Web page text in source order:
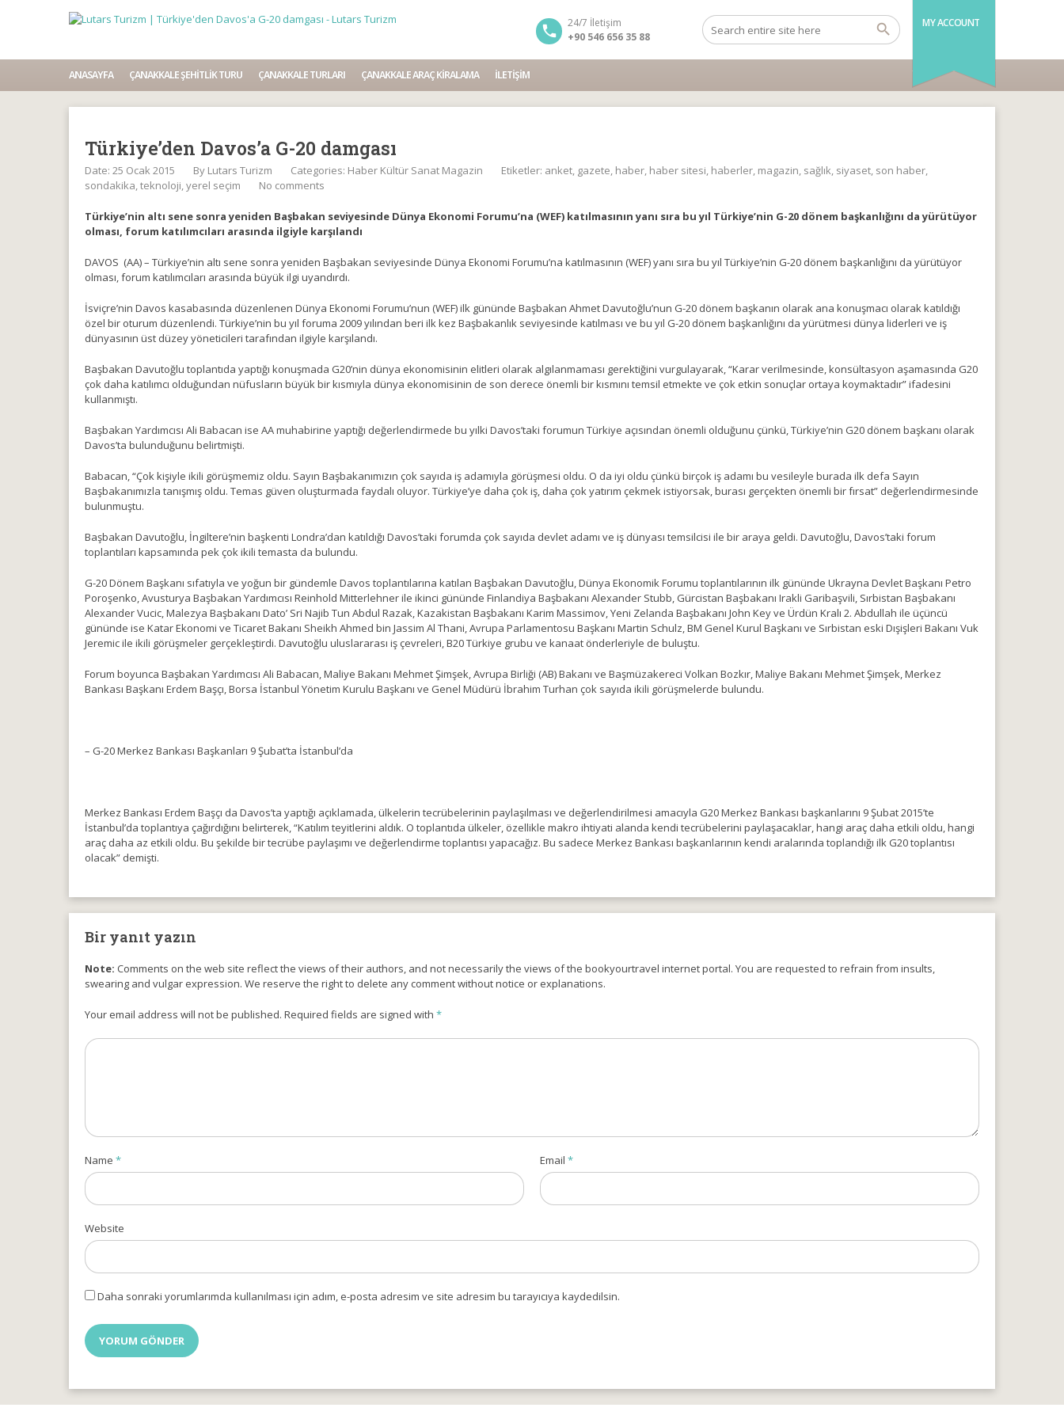
MY ACCOUNT
24/7 İletişim
+90 546 656 35 88
ANASAYFA ÇANAKKALE ŞEHITLIK TURU ÇANAKKALE TURLARI ÇANAKKALE ARAÇ KIRALAMA İLETIŞIM
Türkiye’den Davos’a G-20 damgası
Date: 25 Ocak 2015 By Lutars Turizm Categories: Haber Kültür Sanat Magazin Etiketler: anket, gazete, haber, haber sitesi, haberler, magazin, sağlık, siyaset, son haber,
sondakika,teknoloji,yerel seçim No comments
Türkiye’nin altı sene sonra yeniden Başbakan seviyesinde Dünya Ekonomi Forumu’na (WEF) katılmasının yanı sıra bu yıl Türkiye’nin G-20 dönem başkanlığını da yürütüyor
olması, forum katılımcıları arasında ilgiyle karşılandı
DAVOS (AA) – Türkiye’nin altı sene sonra yeniden Başbakan seviyesinde Dünya Ekonomi Forumu’na katılmasının (WEF) yanı sıra bu yıl Türkiye’nin G-20 dönem başkanlığını da yürütüyor
olması, forum katılımcıları arasında büyük ilgi uyandırdı.
İsviçre’nin Davos kasabasında düzenlenen Dünya Ekonomi Forumu’nun (WEF) ilk gününde Başbakan Ahmet Davutoğlu’nun G-20 dönem başkanın olarak ana konuşmacı olarak katıldığı
özel bir oturum düzenlendi. Türkiye’nin bu yıl foruma 2009 yılından beri ilk kez Başbakanlık seviyesinde katılması ve bu yıl G-20 dönem başkanlığını da yürütmesi dünya liderleri ve iş
dünyasının üst düzey yöneticileri tarafından ilgiyle karşılandı.
Başbakan Davutoğlu toplantıda yaptığı konuşmada G20’nin dünya ekonomisinin elitleri olarak algılanmaması gerektiğini vurgulayarak, “Karar verilmesinde, konsültasyon aşamasında G20
çok daha katılımcı olduğundan nüfusların büyük bir kısmıyla dünya ekonomisinin de son derece önemli bir kısmını temsil etmekte ve çok etkin sonuçlar ortaya koymaktadır” ifadesini
kullanmıştı.
Başbakan Yardımcısı Ali Babacan ise AA muhabirine yaptığı değerlendirmede bu yılki Davos’taki forumun Türkiye açısından önemli olduğunu çünkü, Türkiye’nin G20 dönem başkanı olarak
Davos’ta bulunduğunu belirtmişti.
Babacan, “Çok kişiyle ikili görüşmemiz oldu. Sayın Başbakanımızın çok sayıda iş adamıyla görüşmesi oldu. O da iyi oldu çünkü birçok iş adamı bu vesileyle burada ilk defa Sayın
Başbakanımızla tanışmış oldu. Temas güven oluşturmada faydalı oluyor. Türkiye’ye daha çok iş, daha çok yatırım çekmek istiyorsak, burası gerçekten önemli bir fırsat” değerlendirmesinde
bulunmuştu.
Başbakan Davutoğlu, İngiltere’nin başkenti Londra’dan katıldığı Davos’taki forumda çok sayıda devlet adamı ve iş dünyası temsilcisi ile bir araya geldi. Davutoğlu, Davos’taki forum
toplantıları kapsamında pek çok ikili temasta da bulundu.
G-20 Dönem Başkanı sıfatıyla ve yoğun bir gündemle Davos toplantılarına katılan Başbakan Davutoğlu, Dünya Ekonomik Forumu toplantılarının ilk gününde Ukrayna Devlet Başkanı Petro
Poroşenko, Avusturya Başbakan Yardımcısı Reinhold Mitterlehner ile ikinci gününde Finlandiya Başbakanı Alexander Stubb, Gürcistan Başbakanı Irakli Garibaşvili, Sırbistan Başbakanı
Alexander Vucic, Malezya Başbakanı Dato’ Sri Najib Tun Abdul Razak, Kazakistan Başbakanı Karim Massimov, Yeni Zelanda Başbakanı John Key ve Ürdün Kralı 2. Abdullah ile üçüncü
gününde ise Katar Ekonomi ve Ticaret Bakanı Sheikh Ahmed bin Jassim Al Thani, Avrupa Parlamentosu Başkanı Martin Schulz, BM Genel Kurul Başkanı ve Sırbistan eski Dışişleri Bakanı Vuk
Jeremic ile ikili görüşmeler gerçekleştirdi. Davutoğlu uluslararası iş çevreleri, B20 Türkiye grubu ve kanaat önderleriyle de buluştu.
Forum boyunca Başbakan Yardımcısı Ali Babacan, Maliye Bakanı Mehmet Şimşek, Avrupa Birliği (AB) Bakanı ve Başmüzakereci Volkan Bozkır, Maliye Bakanı Mehmet Şimşek, Merkez
Bankası Başkanı Erdem Başçı, Borsa İstanbul Yönetim Kurulu Başkanı ve Genel Müdürü İbrahim Turhan çok sayıda ikili görüşmelerde bulundu.
– G-20 Merkez Bankası Başkanları 9 Şubat’ta İstanbul’da
Merkez Bankası Erdem Başçı da Davos’ta yaptığı açıklamada, ülkelerin tecrübelerinin paylaşılması ve değerlendirilmesi amacıyla G20 Merkez Bankası başkanlarını 9 Şubat 2015’te
İstanbul’da toplantıya çağırdığını belirterek, “Katılım teyitlerini aldık. O toplantıda ülkeler, özellikle makro ihtiyati alanda kendi tecrübelerini paylaşacaklar, hangi araç daha etkili oldu, hangi
araç daha az etkili oldu. Bu şekilde bir tecrübe paylaşımı ve değerlendirme toplantısı yapacağız. Bu sadece Merkez Bankası başkanlarının kendi aralarında toplandığı ilk G20 toplantısı
olacak” demişti.
Bir yanıt yazın
Note: Comments on the web site reflect the views of their authors, and not necessarily the views of the bookyourtravel internet portal. You are requested to refrain from insults,
swearing and vulgar expression. We reserve the right to delete any comment without notice or explanations.
Your email address will not be published. Required fields are signed with *
Name * Email *
Website
Daha sonraki yorumlarımda kullanılması için adım, e-posta adresim ve site adresim bu tarayıcıya kaydedilsin.